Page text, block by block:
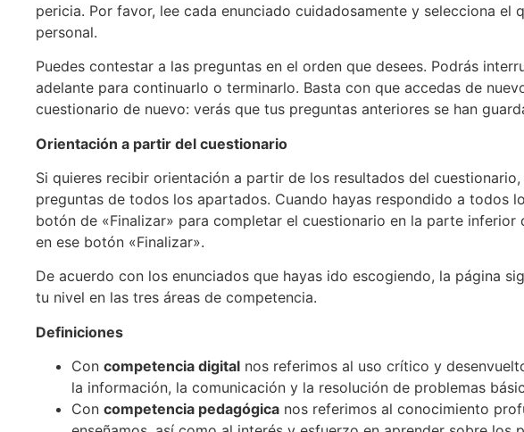
pericia. Por favor, lee cada enunciado cuidadosamente y selecciona el
personal.
Puedes contestar a las preguntas en el orden que desees. Podrás
adelante para continuarlo o terminarlo. Basta con que accedas de
cuestionario de nuevo: verás que tus preguntas anteriores se han
Orientación a partir del cuestionario
Si quieres recibir orientación a partir de los resultados del
preguntas de todos los apartados. Cuando hayas respondido a todos
botón de «Finalizar» para completar el cuestionario en la parte inferior
en ese botón «Finalizar».
De acuerdo con los enunciados que hayas ido escogiendo, la página
tu nivel en las tres áreas de competencia.
Definiciones
Con competencia digital nos referimos al uso crítico y
la información, la comunicación y la resolución de problemas
Con competencia pedagógica nos referimos al conocimiento